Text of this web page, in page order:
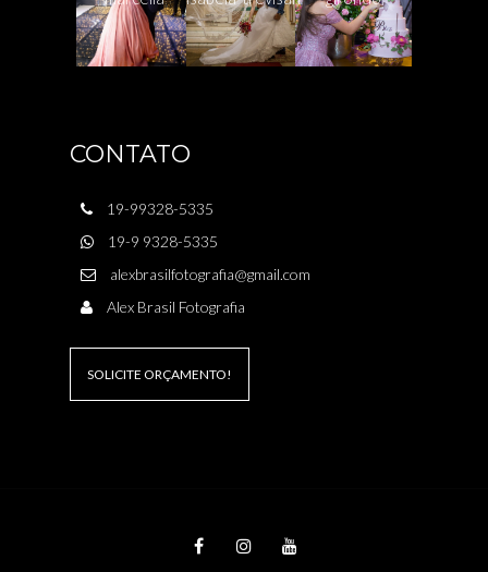
CONTATO
19-99328-5335
19-9 9328-5335
alexbrasilfotografia@gmail.com
Alex Brasil Fotografia
SOLICITE ORÇAMENTO!